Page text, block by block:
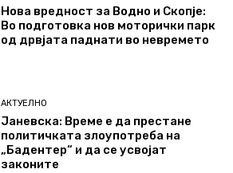
Нова вредност за Водно и Скопје:
Во подготовка нов моторички парк
од дрвјата паднати во невремето
АКТУЕЛНО
Јаневска: Време е да престане
политичката злоупотреба на
„Бадентер“ и да се усвојат
законите